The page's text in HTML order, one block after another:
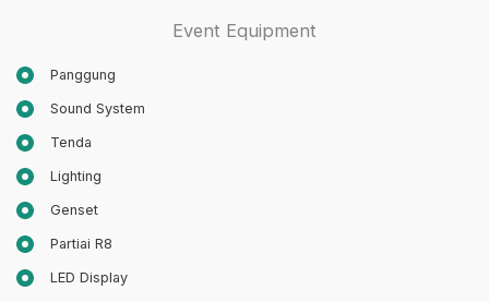
Event Equipment
Panggung
Sound System
Tenda
Lighting
Genset
Partiai R8
LED Display